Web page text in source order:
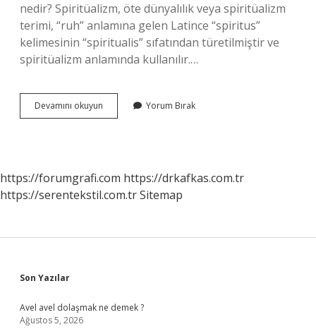
nedir? Spiritüalizm, öte dünyalılık veya spiritüalizm
terimi, “ruh” anlamına gelen Latince “spiritus”
kelimesinin “spiritualis” sıfatından türetilmiştir ve
spiritüalizm anlamında kullanılır.…
Devamını okuyun Spiritüel
Meditasyon
Yorum Bırak
https://forumgrafi.com https://drkafkas.com.tr
https://serentekstil.com.trSitemap
Sidebar
Son Yazılar
Avel avel dolaşmak ne demek ?
Ağustos 5, 2026